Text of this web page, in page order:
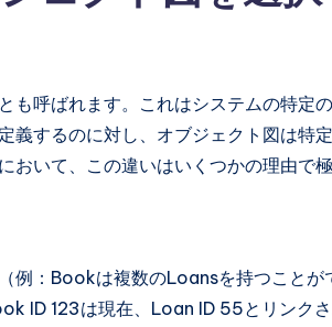
も呼ばれます。これはシステムの特定
義するのに対し、オブジェクト図は特
おいて、この違いはいくつかの理由で極
例：Bookは複数のLoansを持つことが
ID 123は現在、Loan ID 55とリンク